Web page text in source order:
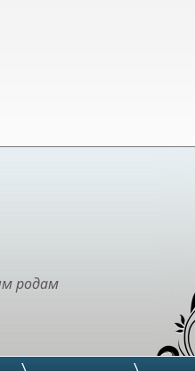
родам